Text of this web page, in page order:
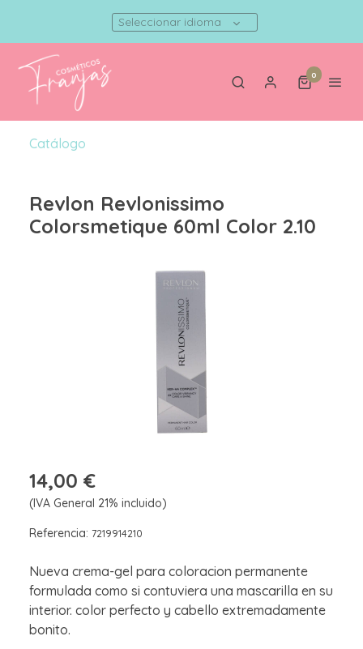
Seleccionar idioma
0
Catálogo
Revlon Revlonissimo
Colorsmetique 60ml Color 2.10
14,00 €
(IVA General 21% incluido)
Referencia: 7219914210
Nueva crema-gel para coloracion permanente
formulada como si contuviera una mascarilla en su
interior. color perfecto y cabello extremadamente
bonito.